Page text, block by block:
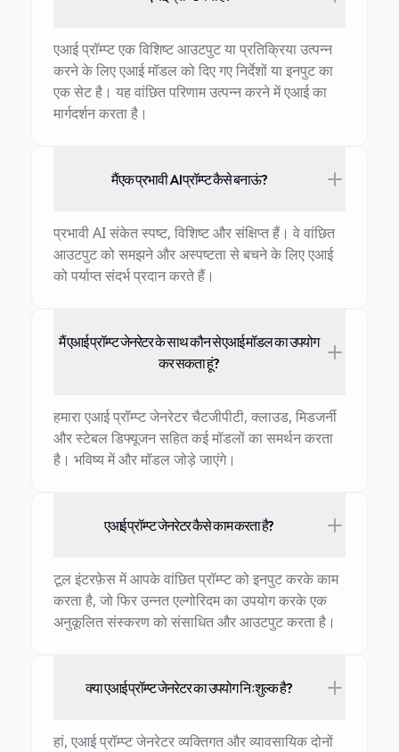
एआई प्रॉम्प्ट एक विशिष्ट आउटपुट या प्रतिक्रिया उत्पन्न
करने के लिए एआई मॉडल को दिए गए निर्देशों या इनपुट का
एक सेट है। यह वांछित परिणाम उत्पन्न करने में एआई का
मार्गदर्शन करता है।
मैं एक प्रभावी AI प्रॉम्प्ट कैसे बनाऊं?
प्रभावी AI संकेत स्पष्ट, विशिष्ट और संक्षिप्त हैं। वे वांछित
आउटपुट को समझने और अस्पष्टता से बचने के लिए एआई
को पर्याप्त संदर्भ प्रदान करते हैं।
मैं एआई प्रॉम्प्ट जेनरेटर के साथ कौन से एआई मॉडल का उपयोग
कर सकता हूं?
हमारा एआई प्रॉम्प्ट जेनरेटर चैटजीपीटी, क्लाउड, मिडजर्नी
और स्टेबल डिफ्यूजन सहित कई मॉडलों का समर्थन करता
है। भविष्य में और मॉडल जोड़े जाएंगे।
एआई प्रॉम्प्ट जेनरेटर कैसे काम करता है?
टूल इंटरफ़ेस में आपके वांछित प्रॉम्प्ट को इनपुट करके काम
करता है, जो फिर उन्नत एल्गोरिदम का उपयोग करके एक
अनुकूलित संस्करण को संसाधित और आउटपुट करता है।
क्या एआई प्रॉम्प्ट जेनरेटर का उपयोग निःशुल्क है?
हां, एआई प्रॉम्प्ट जेनरेटर व्यक्तिगत और व्यावसायिक दोनों